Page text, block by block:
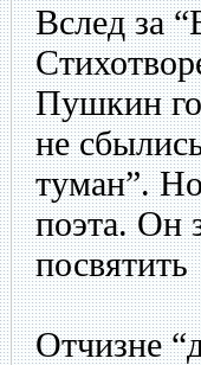
Вслед за
Пушкин
не
туман”.
поэта. Он
посвятить
Отчизне